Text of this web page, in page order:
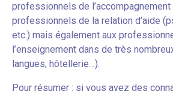
professionnels de l’accompagnement
professionnels de la relation d’aide
etc.) mais également aux
l’enseignement dans de très
langues, hôtellerie…).
Pour résumer : si vous avez des